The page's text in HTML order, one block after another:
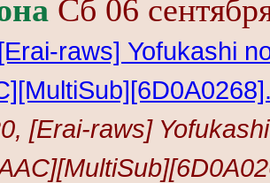
Сб 06
[Erai-raws] Yofukashi
[Erai-raws]